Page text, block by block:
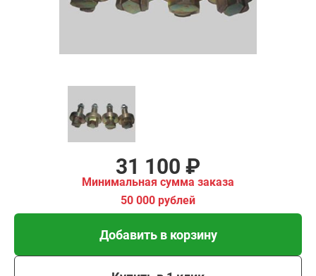
31 100 ₽
Минимальная сумма заказа
50 000 рублей
Добавить в корзину
В кредит от 1 037 руб/
мес